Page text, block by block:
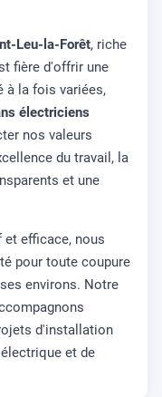
Leu-la-Forêt, riche
fière d'offrir une
à la fois variées,
électriciens
nos valeurs
du travail, la
et une
et efficace, nous
pour toute coupure
environs. Notre
d'installation
et de